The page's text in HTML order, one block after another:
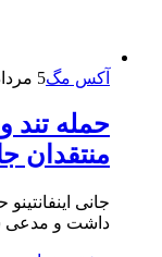
آکس مگ5 مرداد, 1405
حمله‌ تند
منتقدان
جانی
داشت و مدعی